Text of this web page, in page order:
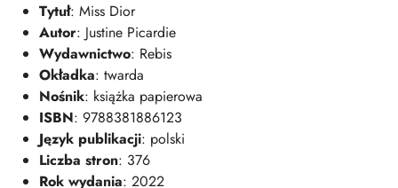
Tytuł: Miss Dior
Autor: Justine Picardie
Wydawnictwo: Rebis
Okładka: twarda
Nośnik: książka papierowa
ISBN: 9788381886123
Język publikacji: polski
Liczba stron: 376
Rok wydania: 2022